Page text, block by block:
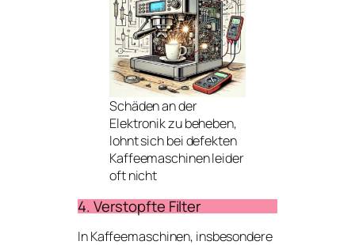
Schäden an der
Elektronik zu beheben,
lohnt sich bei defekten
Kaffeemaschinen leider
oft nicht
4. Verstopfte Filter
In Kaffeemaschinen, insbesondere